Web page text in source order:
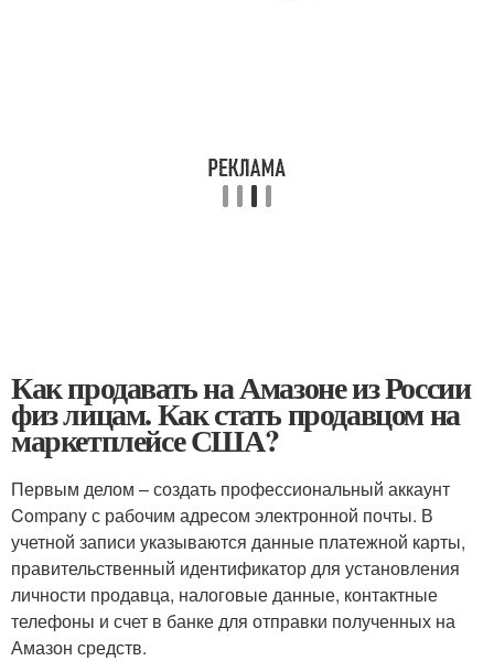
Как продавать на Амазоне из России
физ лицам. Как стать продавцом на
маркетплейсе США?
Первым делом – создать профессиональный аккаунт
Company с рабочим адресом электронной почты. В
учетной записи указываются данные платежной карты,
правительственный идентификатор для установления
личности продавца, налоговые данные, контактные
телефоны и счет в банке для отправки полученных на
Амазон средств.